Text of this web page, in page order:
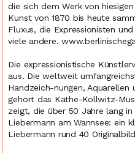
die sich dem Werk von
Kunst von 1870 bis heute
Fluxus, die Expressionisten
viele andere.
Die expressionistische
aus. Die weltweit
Handzeich-nungen, Aquarellen
gehört das Käthe-Kollwitz-
zeigt, die über 50 Jahre lang
Liebermann am Wannsee: ein
Liebermann rund 40